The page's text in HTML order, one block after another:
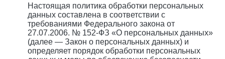
Настоящая политика обработки персональных
данных составлена в соответствии с
требованиями Федерального закона от
27.07.2006. № 152-ФЗ «О персональных данных»
(далее — Закон о персональных данных) и
определяет порядок обработки персональных